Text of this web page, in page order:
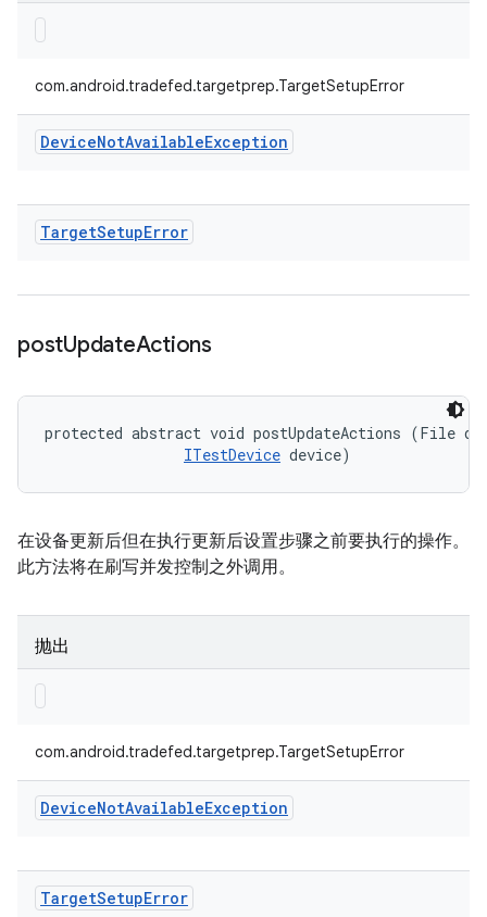
com.android.tradefed.targetprep.TargetSetupError
DeviceNotAvailableException
TargetSetupError
postUpdateActions
protected abstract void postUpdateActions (File
ITestDevice device)
在设备更新后但在执行更新后设置步骤之前要执行的操作。
此方法将在刷写并发控制之外调用。
抛出
com.android.tradefed.targetprep.TargetSetupError
DeviceNotAvailableException
TargetSetupError